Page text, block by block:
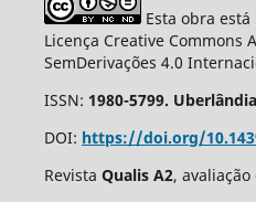
Esta obra está
Licença Creative Commons
SemDerivações 4.0
ISSN: 1980-5799.
DOI: https://doi.org/
Revista Qualis A2, avaliação